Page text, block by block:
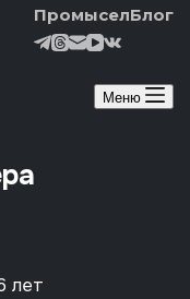
ПромыселБлог
Меню
лет